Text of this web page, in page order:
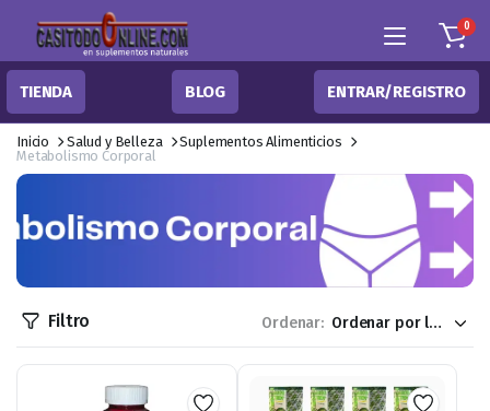
0
TIENDA BLOG ENTRAR/REGISTRO
Inicio Salud y Belleza
Suplementos Alimenticios
Metabolismo Corporal
Filtro Ordenar: